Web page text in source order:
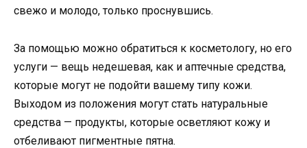
свежо и молодо, только проснувшись.
За помощью можно обратиться к косметологу, но его
услуги — вещь недешевая, как и аптечные средства,
которые могут не подойти вашему типу кожи.
Выходом из положения могут стать натуральные
средства — продукты, которые осветляют кожу и
отбеливают пигментные пятна.